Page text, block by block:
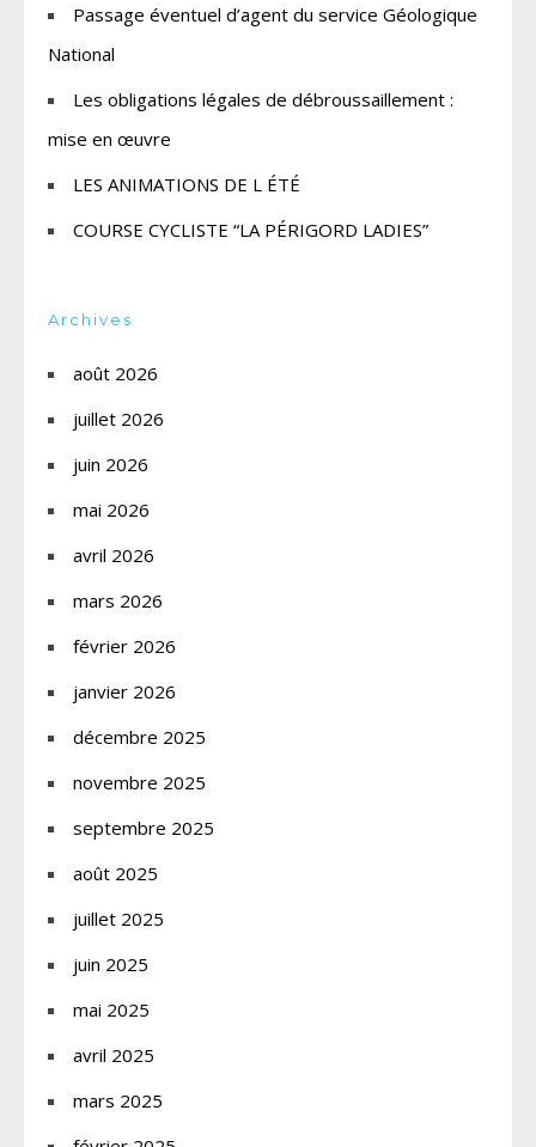
Passage éventuel d’agent du service Géologique
National
Les obligations légales de débroussaillement :
mise en œuvre
LES ANIMATIONS DE L ÉTÉ
COURSE CYCLISTE “LA PÉRIGORD LADIES”
Archives
août 2026
juillet 2026
juin 2026
mai 2026
avril 2026
mars 2026
février 2026
janvier 2026
décembre 2025
novembre 2025
septembre 2025
août 2025
juillet 2025
juin 2025
mai 2025
avril 2025
mars 2025